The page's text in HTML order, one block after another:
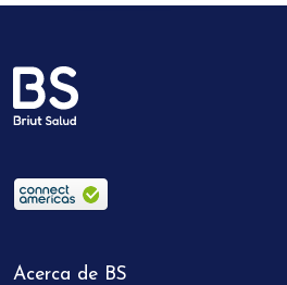
Acerca de BS